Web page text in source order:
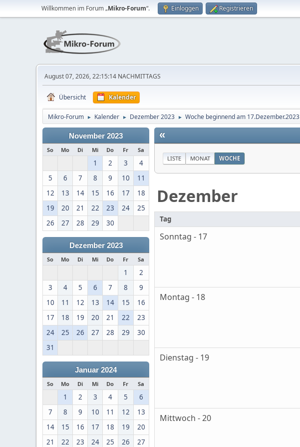
Willkommen im Forum „Mikro-Forum“. Einloggen Registrieren
August 07, 2026, 22:15:14 NACHMITTAGS
Übersicht Kalender
Mikro-Forum ► Kalender ► Dezember 2023 ► Woche beginnend am 17.Dezember.2023
November 2023
So Mo Di Mi Do Fr Sa
1 2 3
4
5
6 7 8 9 10
11
12
13 14 15 16 17
18
19
20 21 22 23 24
25
26
27 28 29 30
Dezember 2023
So Mo Di Mi Do Fr Sa
1
2
3
4 5 6 7 8
9
10
11 12 13 14 15
16
17
18 19 20 21 22
23
24
25 26 27 28 29
30
31
Januar 2024
So Mo Di Mi Do Fr Sa
1 2 3 4 5
6
7
8 9 10 11 12
13
14
15 16 17 18 19
20
21
22 23 24 25 26
27
«
LISTE MONAT WOCHE
Dezember
Tag
Sonntag - 17
Montag - 18
Dienstag - 19
Mittwoch - 20